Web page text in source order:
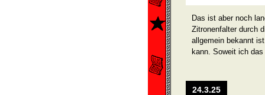
Das ist aber noch
Zitronenfalter durch
allgemein bekannt
kann. Soweit ich
24.3.25